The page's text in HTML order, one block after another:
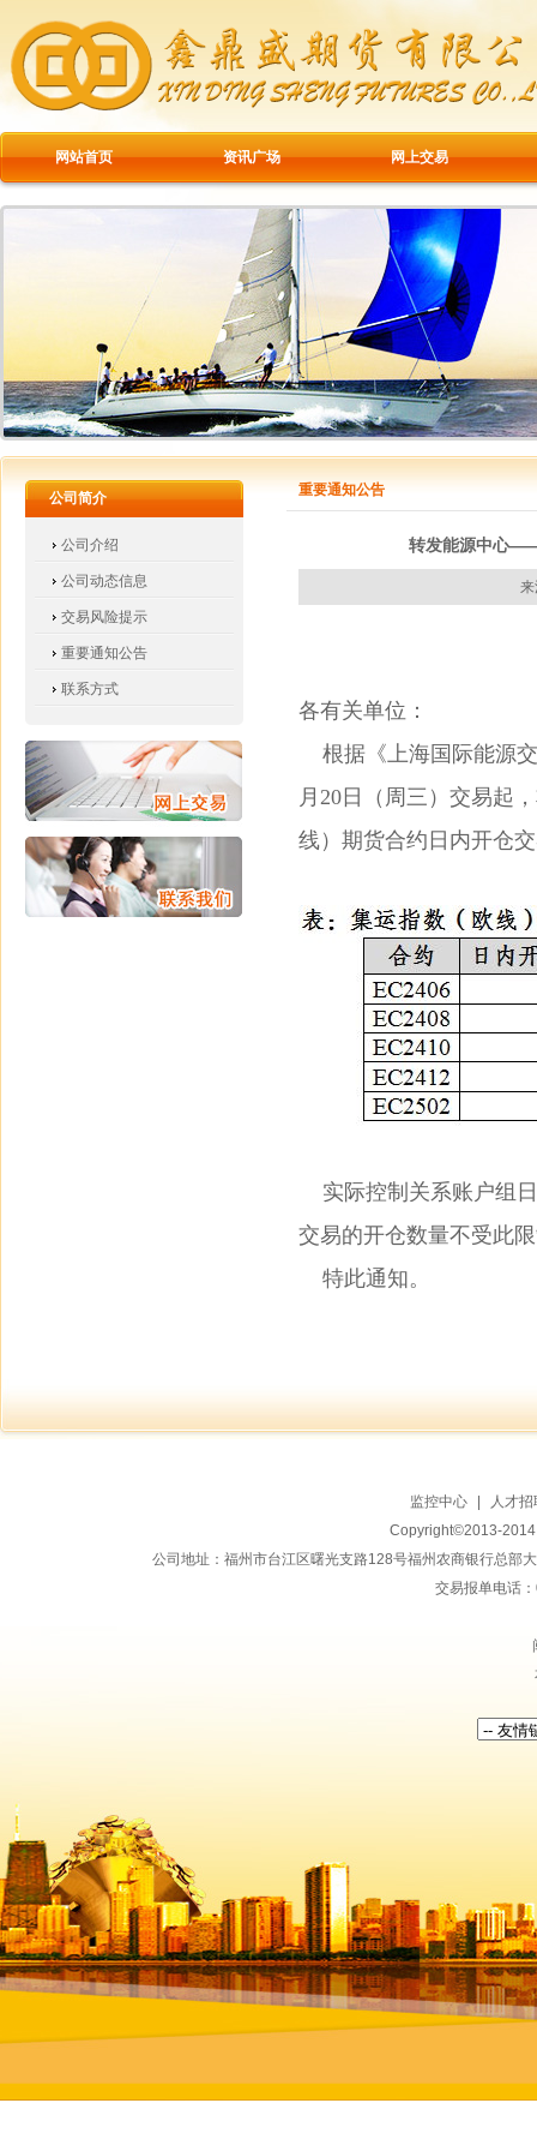
网站首页 资讯广场 网上交易
公司简介
公司介绍
公司动态信息
交易风险提示
重要通知公告
联系方式
重要通知公告
转发能源中心
各有关单位：
根据《上海国际能源交
月20日（周三）交易起
线）期货合约日内开仓
实际控制关系账户组
交易的开仓数量不受此
特此通知。
监控中心
人才招
Copyright©2013-
公司地址：福州市台江区曙光支路128号福州农商银行总
交易报单电话